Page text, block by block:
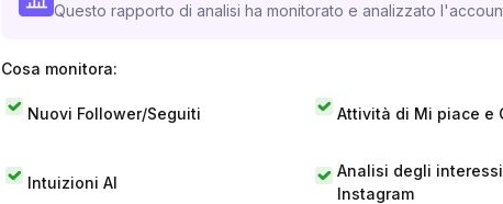
Questo rapporto di analisi ha monitorato e analizzato
Cosa monitora:
Nuovi Follower/Seguiti Attività di Mi piace e
Intuizioni AI
Analisi degli
Instagram